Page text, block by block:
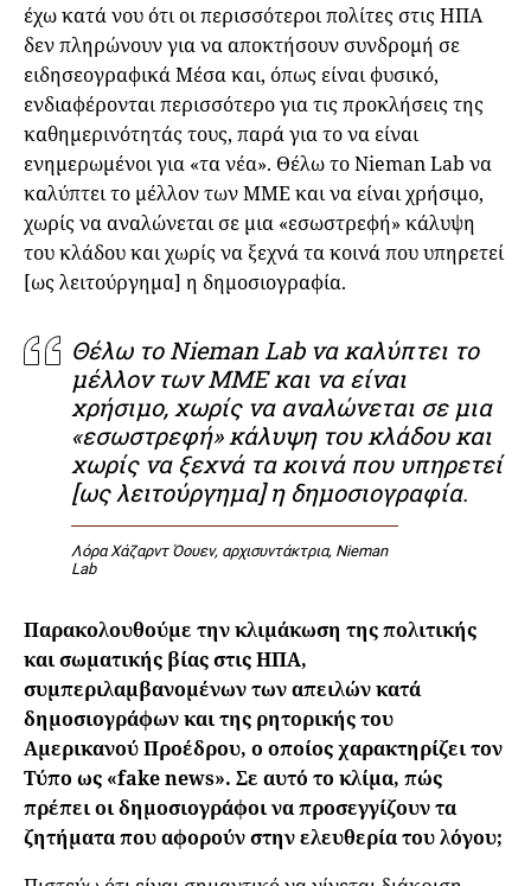
έχω κατά νου ότι οι περισσότεροι πολίτες στις ΗΠΑ
δεν πληρώνουν για να αποκτήσουν συνδρομή σε
ειδησεογραφικά Μέσα και, όπως είναι φυσικό,
ενδιαφέρονται περισσότερο για τις προκλήσεις της
καθημερινότητάς τους, παρά για το να είναι
ενημερωμένοι για «τα νέα». Θέλω το Nieman Lab να
καλύπτει το μέλλον των ΜΜΕ και να είναι χρήσιμο,
χωρίς να αναλώνεται σε μια «εσωστρεφή» κάλυψη
του κλάδου και χωρίς να ξεχνά τα κοινά που υπηρετεί
[ως λειτούργημα] η δημοσιογραφία.
Θέλω το Nieman Lab να καλύπτει το
μέλλον των ΜΜΕ και να είναι
χρήσιμο, χωρίς να αναλώνεται σε μια
«εσωστρεφή» κάλυψη του κλάδου και
χωρίς να ξεχνά τα κοινά που υπηρετεί
[ως λειτούργημα] η δημοσιογραφία.
Λόρα Χάζαρντ Όουεν, αρχισυντάκτρια, Nieman
Lab
Παρακολουθούμε την κλιμάκωση της πολιτικής
και σωματικής βίας στις ΗΠΑ,
συμπεριλαμβανομένων των απειλών κατά
δημοσιογράφων και της ρητορικής του
Αμερικανού Προέδρου, ο οποίος χαρακτηρίζει τον
Τύπο ως «fake news». Σε αυτό το κλίμα, πώς
πρέπει οι δημοσιογράφοι να προσεγγίζουν τα
ζητήματα που αφορούν στην ελευθερία του λόγου;